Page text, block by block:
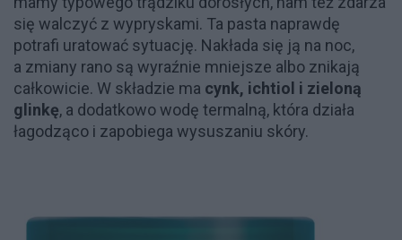
się walczyć z wypryskami. Ta pasta naprawdę
potrafi uratować sytuację. Nakłada się ją na noc,
a zmiany rano są wyraźnie mniejsze albo znikają
całkowicie. W składzie ma cynk, ichtiol i zieloną
glinkę, a dodatkowo wodę termalną, która działa
łagodząco i zapobiega wysuszaniu skóry.